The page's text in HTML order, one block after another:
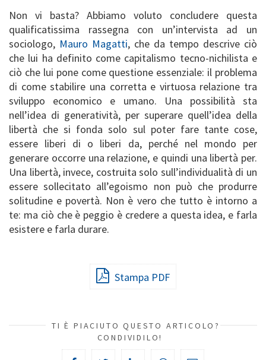
Non vi basta? Abbiamo voluto concludere questa
qualificatissima rassegna con un’intervista ad un
sociologo, Mauro Magatti, che da tempo descrive ciò
che lui ha definito come capitalismo tecno-nichilista e
ciò che lui pone come questione essenziale: il problema
di come stabilire una corretta e virtuosa relazione tra
sviluppo economico e umano. Una possibilità sta
nell’idea di generatività, per superare quell’idea della
libertà che si fonda solo sul poter fare tante cose,
essere liberi di o liberi da, perché nel mondo per
generare occorre una relazione, e quindi una libertà per.
Una libertà, invece, costruita solo sull’individualità di un
essere sollecitato all’egoismo non può che produrre
solitudine e povertà. Non è vero che tutto è intorno a
te: ma ciò che è peggio è credere a questa idea, e farla
esistere e farla durare.
Stampa PDF
TI È PIACIUTO QUESTO ARTICOLO?
CONDIVIDILO!